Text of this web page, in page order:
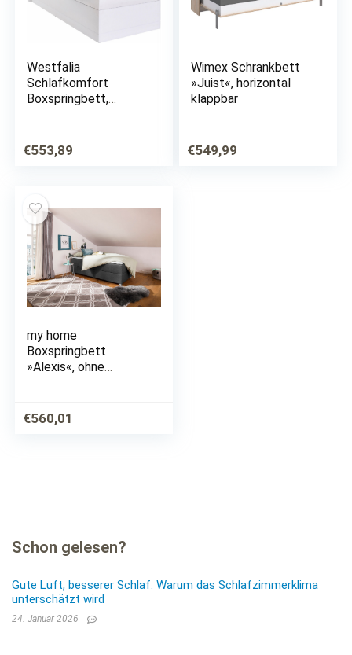
Westfalia
Schlafkomfort
Boxspringbett,
€553,89
Wimex Schrankbett
»Juist«, horizontal
klappbar
€549,99
my home
Boxspringbett
»Alexis«, ohne
Dachschrägen oder
eigener
€560,01
Schon gelesen?
Gute Luft, besserer Schlaf: Warum das Schlafzimmerklima
unterschätzt wird
24. Januar 2026